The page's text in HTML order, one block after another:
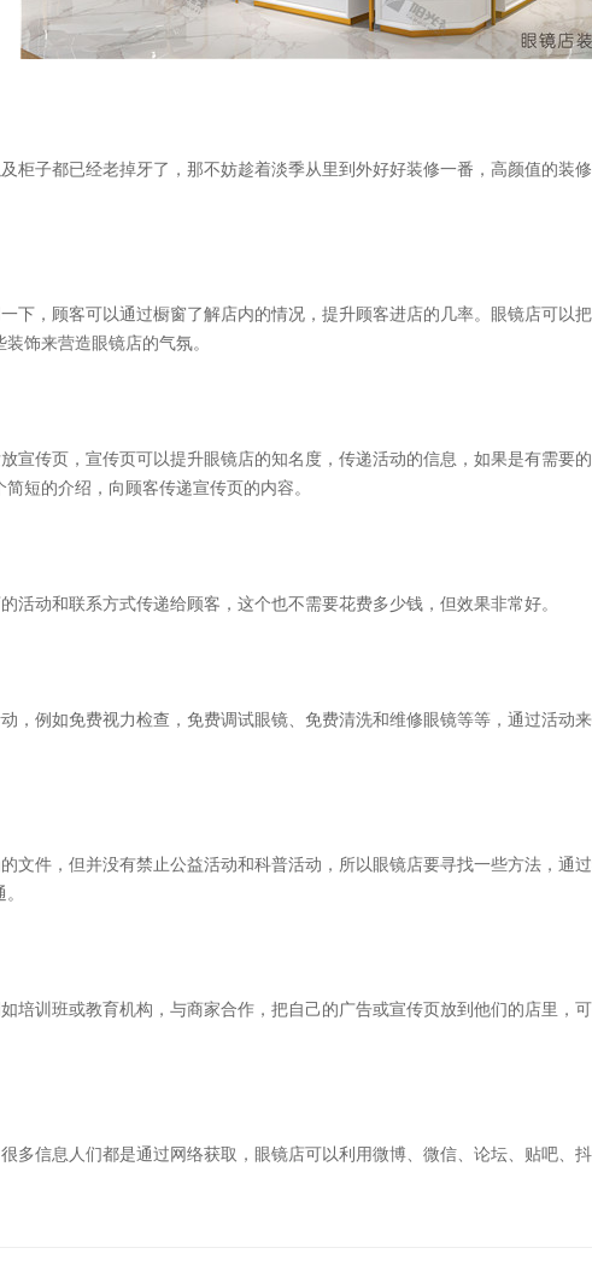
柜子都已经老掉牙了，那不妨趁着淡季从里到外好好装修一番，高颜值的装
下，顾客可以通过橱窗了解店内的情况，提升顾客进店的几率。眼镜店可以
饰来营造眼镜店的气氛。
宣传页，宣传页可以提升眼镜店的知名度，传递活动的信息，如果是有需要
短的介绍，向顾客传递宣传页的内容。
活动和联系方式传递给顾客，这个也不需要花费多少钱，但效果非常好。
，例如免费视力检查，免费调试眼镜、免费清洗和维修眼镜等等，通过活动
文件，但并没有禁止公益活动和科普活动，所以眼镜店要寻找一些方法，通
培训班或教育机构，与商家合作，把自己的广告或宣传页放到他们的店里，
多信息人们都是通过网络获取，眼镜店可以利用微博、微信、论坛、贴吧、